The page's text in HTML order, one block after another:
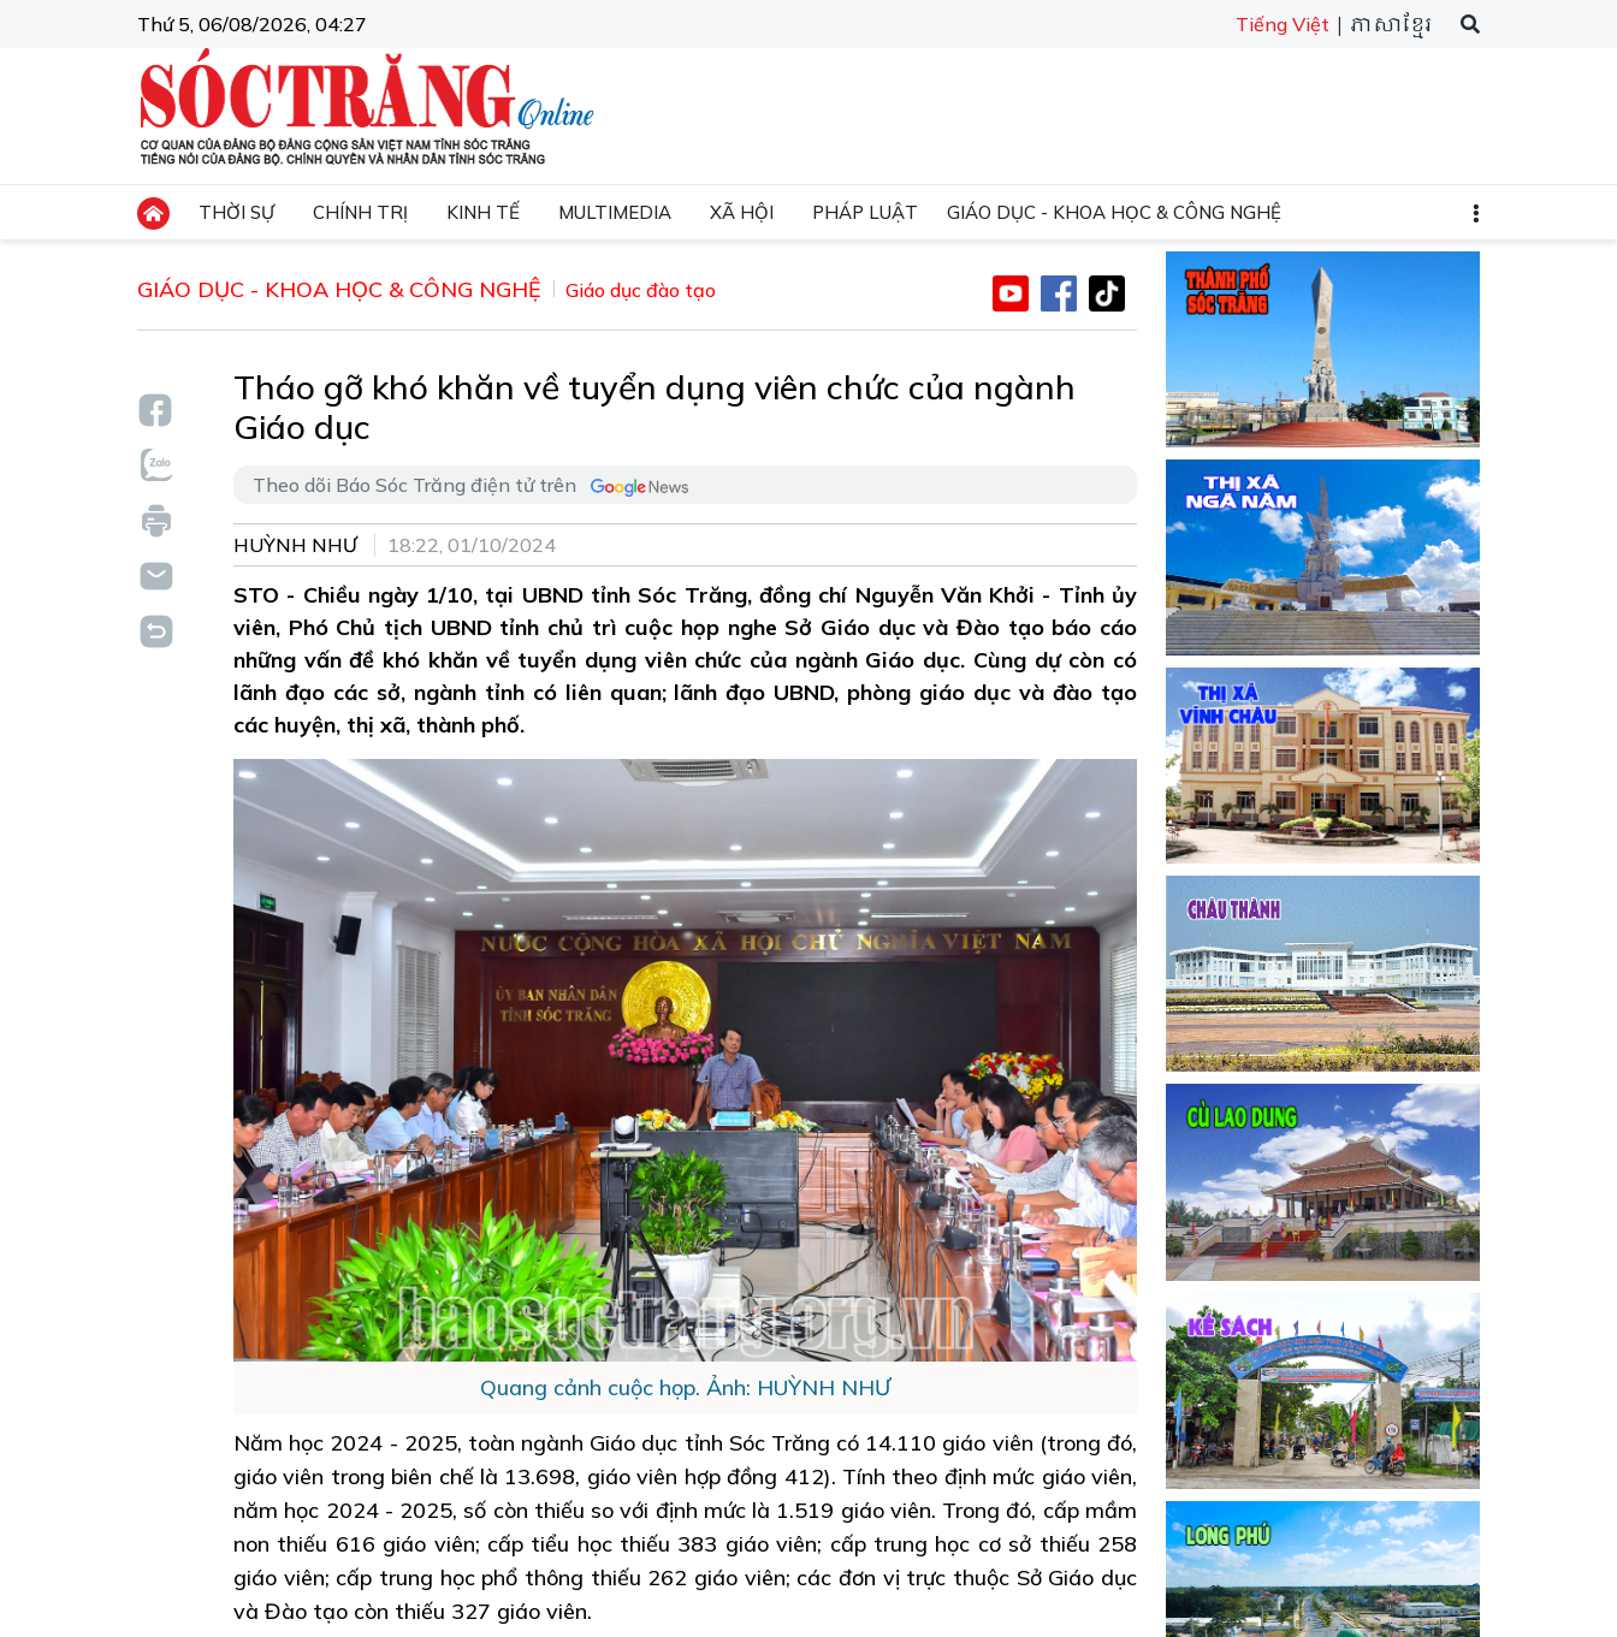
Thứ 5, 06/08/2026, 04:27 Tiếng Việt | ភាសាខ្មែរ
THỜI SỰ CHÍNH TRỊ KINH TẾ MULTIMEDIA XÃ HỘI PHÁP LUẬT GIÁO DỤC - KHOA HỌC & CÔNG NGHỆ
GIÁO DỤC - KHOA HỌC & CÔNG NGHỆ Giáo dục đào tạo
Tháo gỡ khó khăn về tuyển dụng viên chức của ngành
Giáo dục
Theo dõi Báo Sóc Trăng điện tử trên
HUỲNH NHƯ 18:22, 01/10/2024
STO - Chiều ngày 1/10, tại UBND tỉnh Sóc Trăng, đồng chí Nguyễn Văn Khởi - Tỉnh ủy
viên, Phó Chủ tịch UBND tỉnh chủ trì cuộc họp nghe Sở Giáo dục và Đào tạo báo cáo
những vấn đề khó khăn về tuyển dụng viên chức của ngành Giáo dục. Cùng dự còn có
lãnh đạo các sở, ngành tỉnh có liên quan; lãnh đạo UBND, phòng giáo dục và đào tạo
các huyện, thị xã, thành phố.
Quang cảnh cuộc họp. Ảnh: HUỲNH NHƯ
Năm học 2024 - 2025, toàn ngành Giáo dục tỉnh Sóc Trăng có 14.110 giáo viên (trong đó,
giáo viên trong biên chế là 13.698, giáo viên hợp đồng 412). Tính theo định mức giáo viên,
năm học 2024 - 2025, số còn thiếu so với định mức là 1.519 giáo viên. Trong đó, cấp mầm
non thiếu 616 giáo viên; cấp tiểu học thiếu 383 giáo viên; cấp trung học cơ sở thiếu 258
giáo viên; cấp trung học phổ thông thiếu 262 giáo viên; các đơn vị trực thuộc Sở Giáo dục
và Đào tạo còn thiếu 327 giáo viên.